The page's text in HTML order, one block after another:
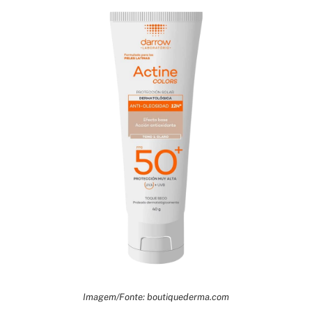
Imagem/Fonte: boutiquederma.com